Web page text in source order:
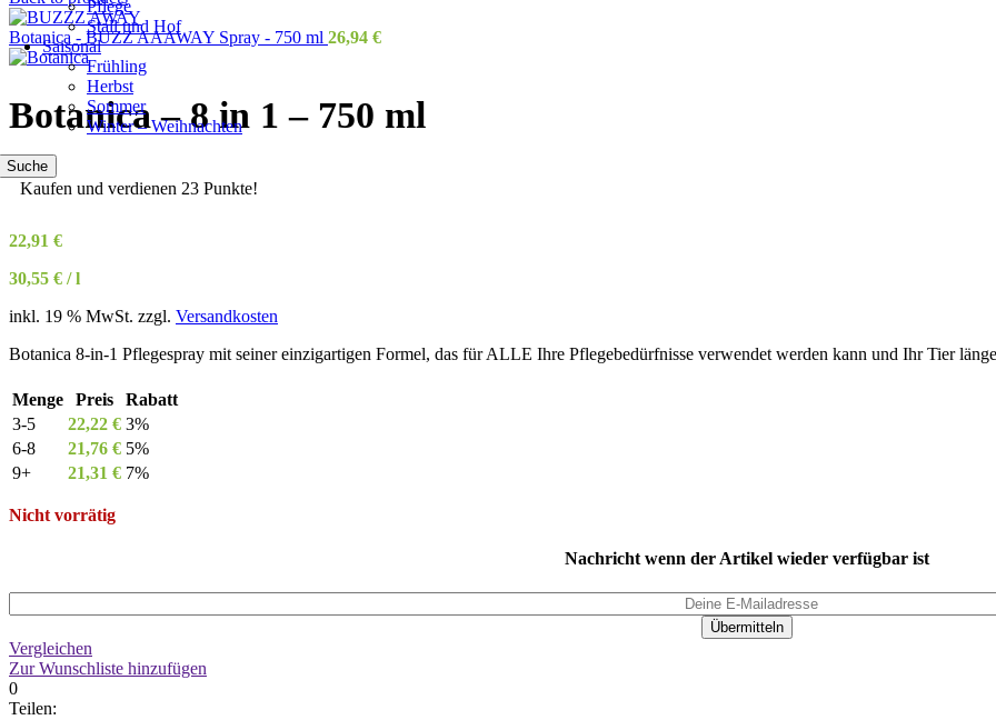
Pflege
Stall und Hof
Saisonal
Frühling
Herbst
Sommer
Winter – Weihnachten
Suche
Botanica - BUZZ AAAWAY Spray - 750 ml 26,94 €
Botanica – 8 in 1 – 750 ml
Kaufen und verdienen 23 Punkte!
22,91 €
30,55 € /l
inkl. 19 % MwSt. zzgl. Versandkosten
Botanica 8-in-1 Pflegespray mit seiner einzigartigen Formel, das für ALLE Ihre Pflegebedürfnisse verwendet werden kann und Ihr Tier
Menge Preis
Rabatt
3-5
22,22 € 3%
6-8
21,76 € 5%
9+
21,31 € 7%
Nicht vorrätig
Nachricht wenn der Artikel wieder verfügbar ist
Übermitteln
Vergleichen
Zur Wunschliste hinzufügen
0
Teilen: